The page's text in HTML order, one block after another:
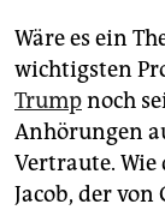
Wäre es ein
wichtigsten
Trumpnoch
Anhörungen
Vertraute. Wie
Jacob, der